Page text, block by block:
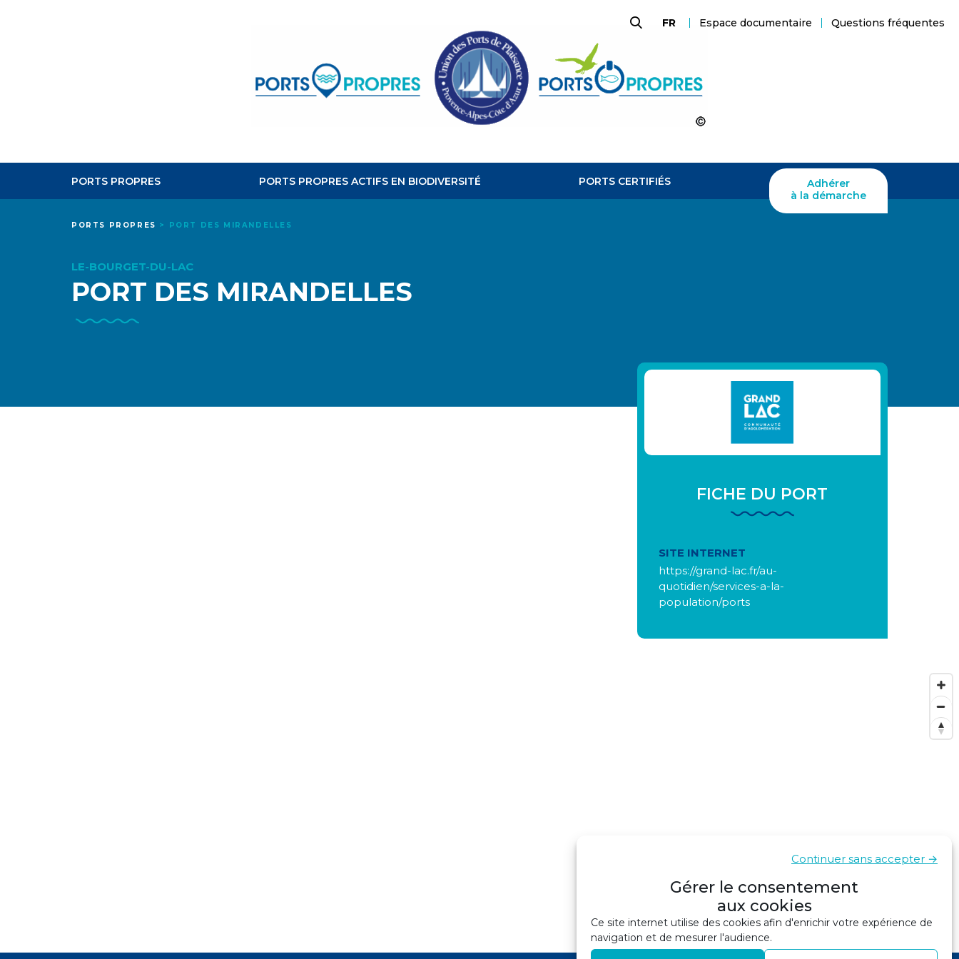
Gérer le consentement
aux cookies
Ce site internet utilise des cookies afin d'enrichir votre expérience de
navigation et de mesurer l'audience.
Continuer sans accepter →
FR Espace documentaire Questions fréquentes
PROPRES
PORTS PROPRES PORTS PROPRES ACTIFS EN BIODIVERSITÉ PORTS CERTIFIÉS
Adhérer
à la démarche
PORTS PROPRES > PORT DES MIRANDELLES
LE-BOURGET-DU-LAC
PORT DES MIRANDELLES
FICHE DU PORT
SITE INTERNET
https://grand-lac.fr/au-
quotidien/services-a-la-
population/ports
AFFICHER DANS GOOGLE MAPS